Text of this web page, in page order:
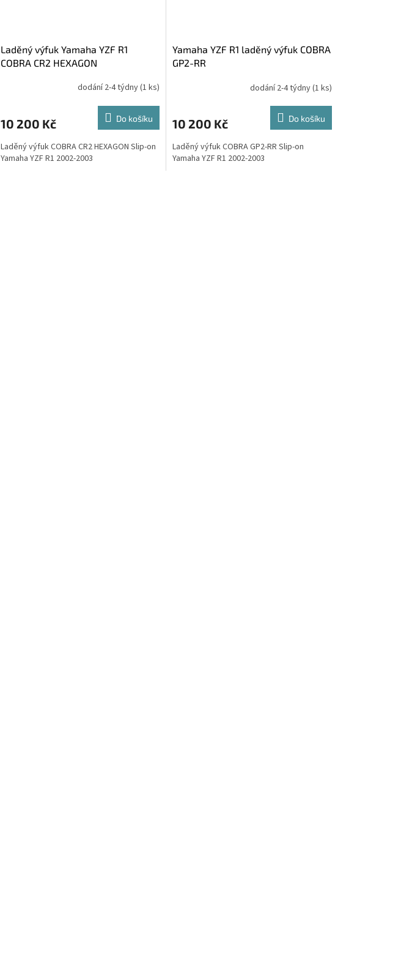
Laděný výfuk Yamaha YZF R1
COBRA CR2 HEXAGON
dodání 2-4 týdny(1 ks)
10 200 Kč Do košíku
Laděný výfuk COBRA CR2 HEXAGON Slip-on
Yamaha YZF R1 2002-2003
Yamaha YZF R1 laděný výfuk COBRA
GP2-RR
dodání 2-4 týdny(1 ks)
10 200 Kč Do košíku
Laděný výfuk COBRA GP2-RR Slip-on
Yamaha YZF R1 2002-2003